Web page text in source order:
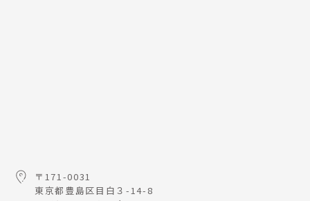
〒171-0031
東京都豊島区目白３-14-8